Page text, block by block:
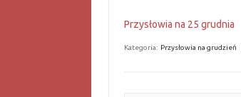
Przysłowia na 25 grudnia
Kategoria: Przysłowia na grudzień